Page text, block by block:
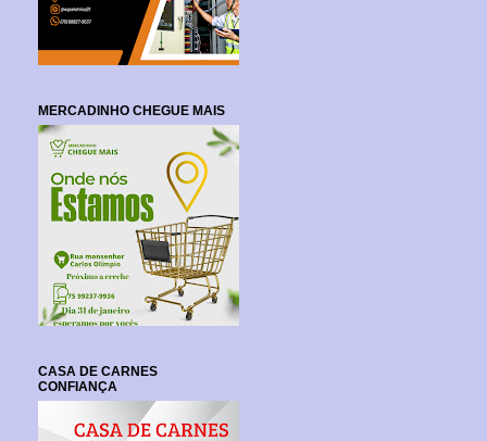
MERCADINHO CHEGUE MAIS
CASA DE CARNES
CONFIANÇA